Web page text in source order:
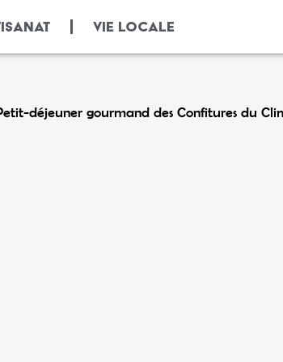
VIE LOCALE
déjeuner gourmand des Confitures du